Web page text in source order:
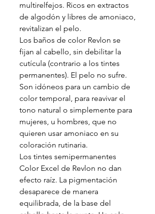
multirelfejos. Ricos en extractos
de algodón y libres de amoniaco,
revitalizan el pelo.
Los baños de color Revlon se
fijan al cabello, sin debilitar la
cutícula (contrario a los tintes
permanentes). El pelo no sufre.
Son idóneos para un cambio de
color temporal, para reavivar el
tono natural o simplemente para
mujeres, u hombres, que no
quieren usar amoniaco en su
coloración rutinaria.
Los tintes semipermanentes
Color Excel de Revlon no dan
efecto raíz. La pigmentación
desaparece de manera
equilibrada, de la base del